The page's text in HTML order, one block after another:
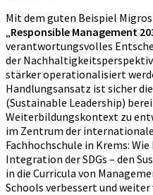
Mit dem guten Beispiel
Responsible Management
verantwortungsvolles
der
stärker operationalisiert
Handlungsansatz ist sicher
(Sustainable Leadership)
Weiterbildungskontext zu
im Zentrum der
Fachhochschule in Krems:
Integration der SDGs – den
in die Curricula von
Schools verbessert und